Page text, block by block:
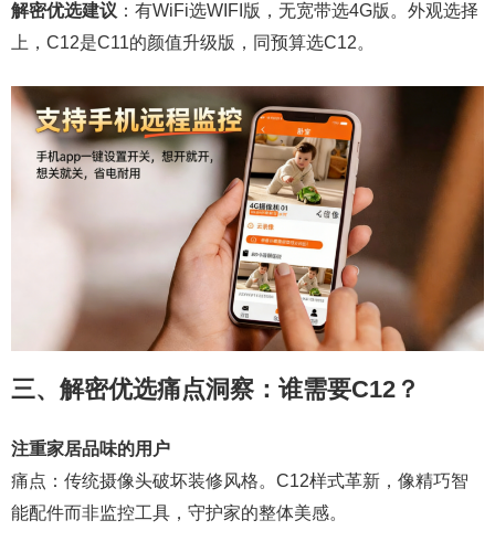
解密优选建议 ：有WiFi选WIFI版，无宽带选4G版。外观选择
上，C12是C11的颜值升级版，同预算选C12。
三、解密优选痛点洞察：谁需要C12？
注重家居品味的用户
痛点：传统摄像头破坏装修风格。C12样式革新，像精巧智
能配件而非监控工具，守护家的整体美感。